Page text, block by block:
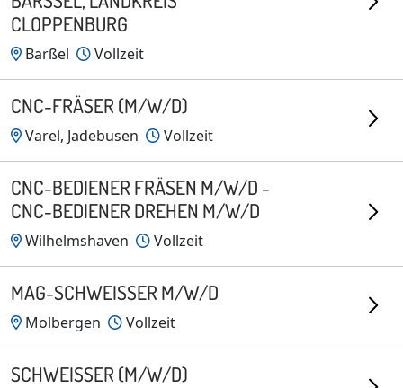
LOPPENBURG
Barßel Vollzeit
CNC-FRÄSER (M/W/D)
Varel, Jadebusen Vollzeit
CNC-BEDIENER FRÄSEN M/W/D -
CNC-BEDIENER DREHEN M/W/D
Wilhelmshaven Vollzeit
MAG-SCHWEISSER M/W/D
Molbergen Vollzeit
SCHWEISSER (M/W/D)